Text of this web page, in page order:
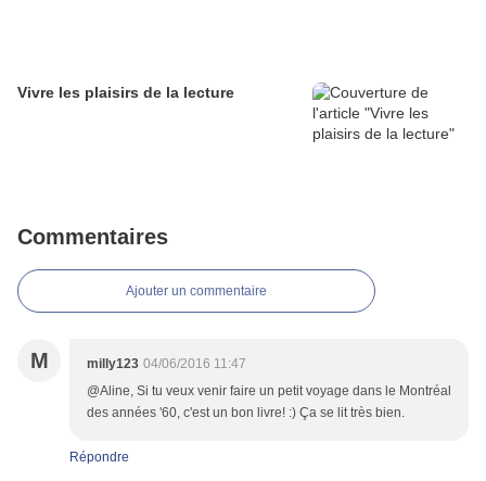
Vivre les plaisirs de la lecture
Commentaires
Ajouter un commentaire
M milly123 04/06/2016 11:47
@Aline, Si tu veux venir faire un petit voyage dans le Montréal
des années '60, c'est un bon livre! :) Ça se lit très bien.
Répondre